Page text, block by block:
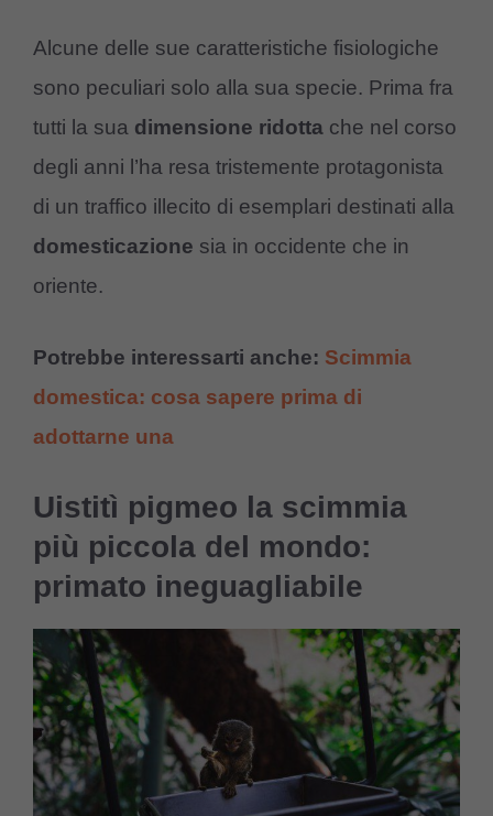
Alcune delle sue caratteristiche fisiologiche
sono peculiari solo alla sua specie. Prima fra
tutti la sua dimensione ridotta che nel corso
degli anni l’ha resa tristemente protagonista
di un traffico illecito di esemplari destinati alla
domesticazione sia in occidente che in
oriente.
Potrebbe interessarti anche: Scimmia
domestica: cosa sapere prima di
adottarne una
Uistitì pigmeo la scimmia
più piccola del mondo:
primato ineguagliabile